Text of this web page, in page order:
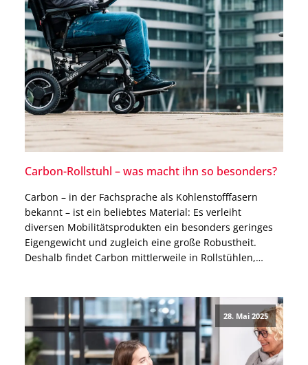
Carbon-Rollstuhl – was macht ihn so besonders?
Carbon – in der Fachsprache als Kohlenstofffasern
bekannt – ist ein beliebtes Material: Es verleiht
diversen Mobilitätsprodukten ein besonders geringes
Eigengewicht und zugleich eine große Robustheit.
Deshalb findet Carbon mittlerweile in Rollstühlen,
Stahlrahmen ist ein Carbon-Rollstuhl für Dich als
Nutzer in vielen Aspekten […]
28. Mai 2025